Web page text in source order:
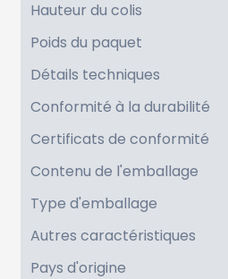
Hauteur du colis
Poids du paquet
Détails techniques
Conformité à la durabilité
Certificats de conformité
Contenu de l'emballage
Type d'emballage
Autres caractéristiques
Pays d'origine